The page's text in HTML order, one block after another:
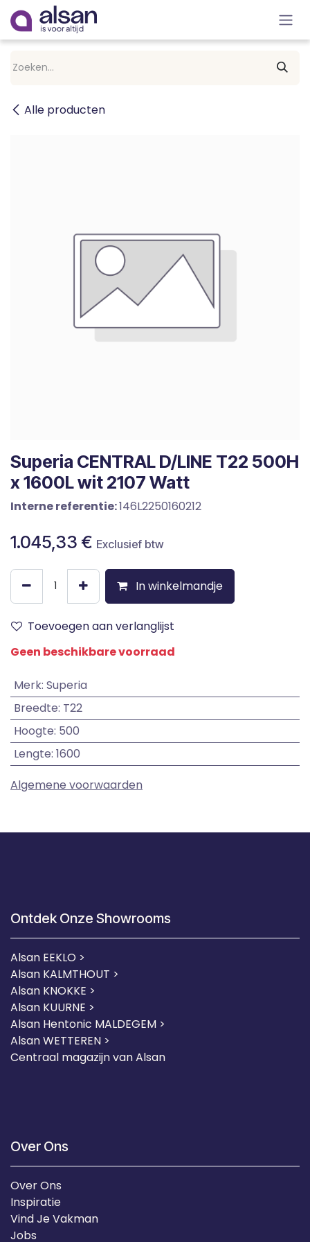
Overslaan naar inhoud
Alle producten
Superia CENTRAL D/LINE T22 500H
x 1600L wit 2107 Watt
Interne referentie:146L2250160212
1.045,33 € Exclusief btw
In winkelmandje
Toevoegen aan verlanglijst
Geen beschikbare voorraad
Merk: Superia
Breedte: T22
Hoogte: 500
Lengte: 1600
Algemene voorwaarden
Ontdek Onze Showrooms
Alsan EEKLO >
Alsan KALMTHOUT >
Alsan KNOKKE >
Alsan KUURNE >
Alsan Hentonic MALDEGEM >
Alsan WETTEREN >
Centraal magazijn van Alsan
Over Ons
Over Ons
Inspiratie
Vind Je Vakman
Jobs